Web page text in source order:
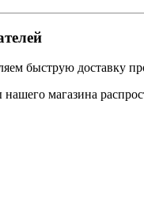
быструю доставку
магазина